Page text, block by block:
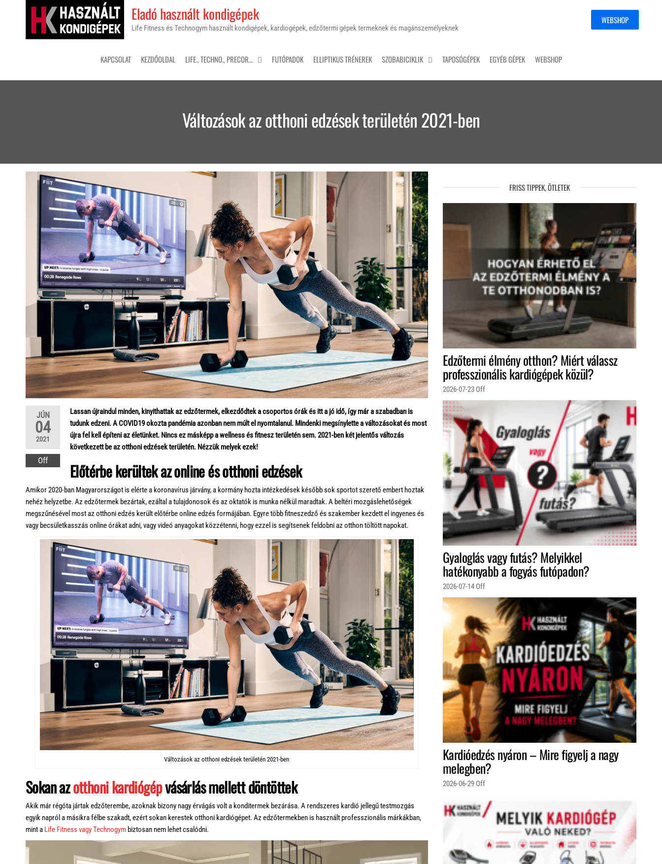
Eladó használt kondigépek
Life Fitness és Technogym használt kondigépek, kardiogépek, edzőtermi gépek termeknek és magánszemélyeknek
WEBSHOP
KAPCSOLAT KEZDŐOLDAL LIFE., TECHNO., PRECOR… FUTÓPADOK ELLIPTIKUS TRÉNEREK SZOBABICIKLIK TAPOSÓGÉPEK EGYÉB GÉPEK WEBSHOP
Változások az otthoni edzések területén 2021-ben
JÚN
04
2021
Off
Lassan újraindul minden, kinyithattak az edzőtermek, elkezdődtek a csoportos órák és itt a jó idő, így már a szabadban is
tudunk edzeni. A COVID19 okozta pandémia azonban nem múlt el nyomtalanul. Mindenki megsínylette a változásokat és most
újra fel kell építeni az életünket. Nincs ez másképp a wellness és fitnesz területén sem. 2021-ben két jelentős változás
következett be az otthoni edzések területén. Nézzük melyek ezek!
Előtérbe kerültek az online és otthoni edzések
Amikor 2020-ban Magyarországot is elérte a koronavírus járvány, a kormány hozta intézkedések később sok sportot szerető embert hoztak
nehéz helyzetbe. Az edzőtermek bezártak, ezáltal a tulajdonosok és az oktatók is munka nélkül maradtak. A beltéri mozgáslehetőségek
megszűnésével most az otthoni edzés került előtérbe online edzés formájában. Egyre több fitneszedző és szakember kezdett el ingyenes és
vagy becsületkasszás online órákat adni, vagy videó anyagokat közzétenni, hogy ezzel is segítsenek feldobni az otthon töltött napokat.
Változások az otthoni edzések területén 2021-ben
Sokan azotthoni kardiógépvásárlás mellett döntöttek
Akik már régóta jártak edzőterembe, azoknak bizony nagy érvágás volt a konditermek bezárása. A rendszeres kardió jellegű testmozgás
egyik napról a másikra félbe szakadt, ezért sokan kerestek otthoni kardiógépet. Az edzőtermekben is használt professzionális márkákban,
mint a Life Fitness vagy Technogym biztosan nem lehet csalódni.
FRISS TIPPEK, ÖTLETEK
Edzőtermi élmény otthon? Miért válassz
professzionális kardiógépek közül?
2026-07-23 Off
Gyaloglás vagy futás? Melyikkel
hatékonyabb a fogyás futópadon?
2026-07-14 Off
Kardióedzés nyáron – Mire figyelj a nagy
melegben?
2026-06-29 Off